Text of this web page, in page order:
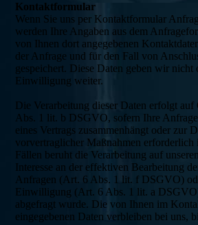
Kontaktformular
Wenn Sie uns per Kontaktformular
werden Ihre Angaben aus dem
von Ihnen dort angegebenen
der Anfrage und für den Fall von
gespeichert. Diese Daten geben wir nicht
Einwilligung weiter.
Die Verarbeitung dieser Daten erfolgt
Abs. 1 lit. b DSGVO, sofern Ihre
eines Vertrags zusammenhängt oder zur
vorvertraglicher Maßnahmen erforderlich
Fällen beruht die Verarbeitung auf
Interesse an der effektiven Bearbeitung
Anfragen (Art. 6 Abs. 1 lit. f DSGVO)
Einwilligung (Art. 6 Abs. 1 lit. a
abgefragt wurde. Die von Ihnen im
eingegebenen Daten verbleiben bei uns,